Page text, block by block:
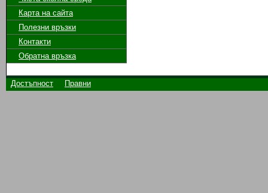
Карта на сайта
Полезни връзки
Контакти
Обратна връзка
Достъпност Правни